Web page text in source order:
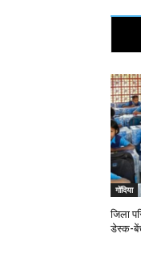
गोंदिया
जिला
डेस्क-